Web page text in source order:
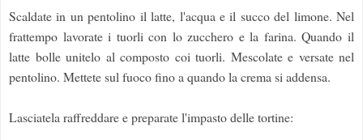
Scaldate in un pentolino il latte, l'acqua e il succo del limone. Nel
frattempo lavorate i tuorli con lo zucchero e la farina. Quando il
latte bolle unitelo al composto coi tuorli. Mescolate e versate nel
pentolino. Mettete sul fuoco fino a quando la crema si addensa.
Lasciatela raffreddare e preparate l'impasto delle tortine: